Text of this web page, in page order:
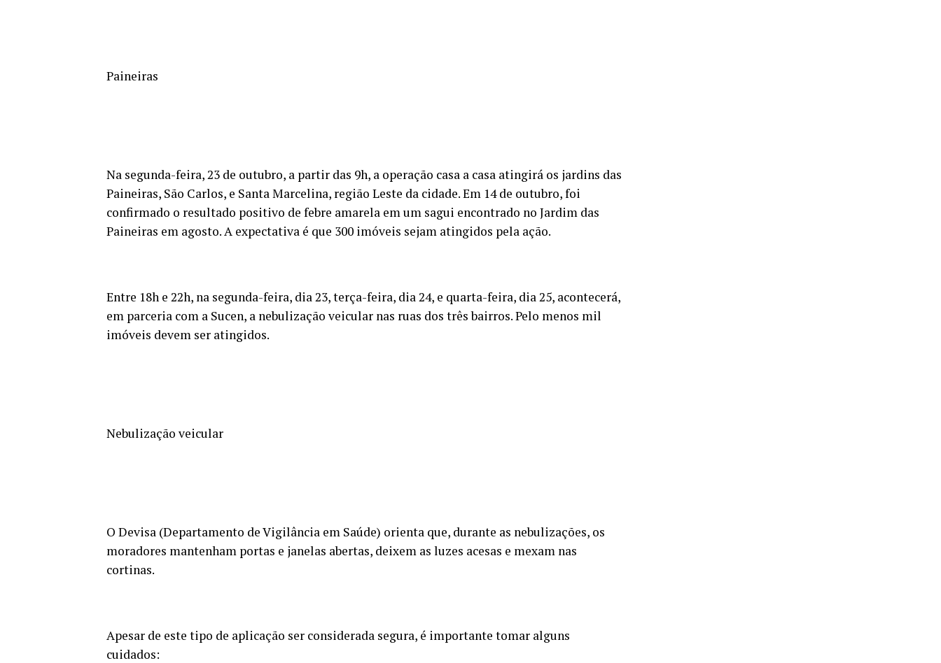
Paineiras
Na segunda-feira, 23 de outubro, a partir das 9h, a operação casa a casa atingirá os jardins das
Paineiras, São Carlos, e Santa Marcelina, região Leste da cidade. Em 14 de outubro, foi
confirmado o resultado positivo de febre amarela em um sagui encontrado no Jardim das
Paineiras em agosto. A expectativa é que 300 imóveis sejam atingidos pela ação.
Entre 18h e 22h, na segunda-feira, dia 23, terça-feira, dia 24, e quarta-feira, dia 25, acontecerá,
em parceria com a Sucen, a nebulização veicular nas ruas dos três bairros. Pelo menos mil
imóveis devem ser atingidos.
Nebulização veicular
O Devisa (Departamento de Vigilância em Saúde) orienta que, durante as nebulizações, os
moradores mantenham portas e janelas abertas, deixem as luzes acesas e mexam nas
cortinas.
Apesar de este tipo de aplicação ser considerada segura, é importante tomar alguns
cuidados: